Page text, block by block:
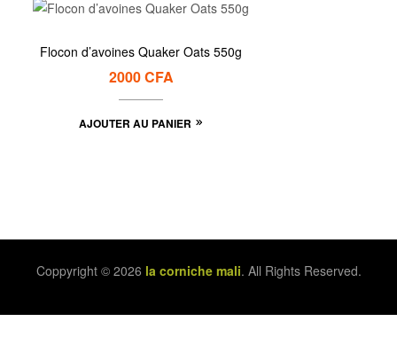
Flocon d’avoines Quaker Oats 550g
2000CFA
AJOUTER AU PANIER
Coppyright © 2026 la corniche mali. All Rights Reserved.